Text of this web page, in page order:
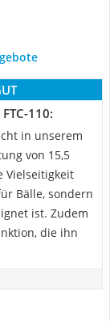
110:
in unserem
von 15,5
Vielseitigkeit
Bälle, sondern
ist. Zudem
die ihn